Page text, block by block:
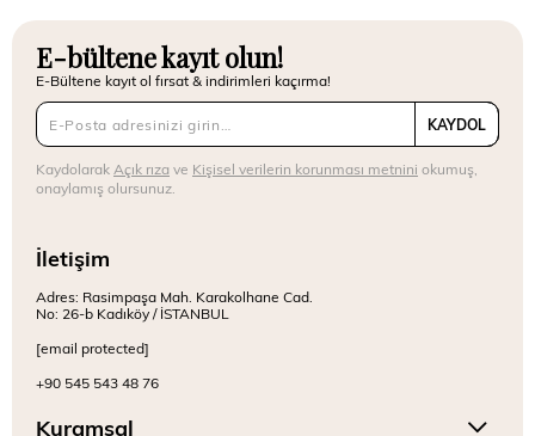
E-bültene kayıt olun!
E-Bültene kayıt ol fırsat & indirimleri kaçırma!
KAYDOL
KaydolarakAçık rızave Kişisel verilerin korunması metnini okumuş,
onaylamış olursunuz.
İletişim
Adres: Rasimpaşa Mah. Karakolhane Cad.
No: 26-b Kadıköy / İSTANBUL
[email protected]
+90 545 543 48 76
Kuramsal